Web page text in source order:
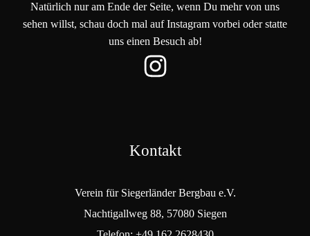
Natürlich nur am Ende der Seite, wenn Du mehr von uns
sehen willst, schau doch mal auf Instagram vorbei oder statte
uns einen Besuch ab!
Kontakt
Verein für Siegerländer Bergbau e.V.
Nachtigallweg 88, 57080 Siegen